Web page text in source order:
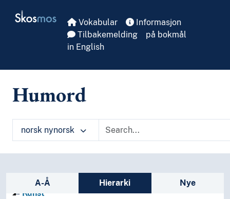
Skosmos Vokabular
Informasjon
Tilbakemelding
på bokmål
in English
Humord
norsk nynorsk
Sidefelt: navigér i vokabularet
A-Å Hierarki
Nye
Kunst